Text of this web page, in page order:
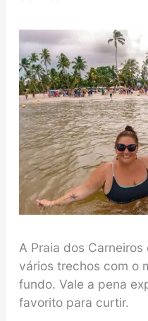
A Praia dos
vários trechos com o
fundo. Vale a pena
favorito para curtir.